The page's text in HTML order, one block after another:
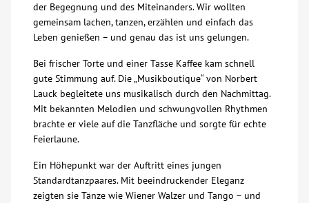
Karriere
Glossar
Suche
Kontakt
der Begegnung und des Miteinanders. Wir wollten
gemeinsam lachen, tanzen, erzählen und einfach das
Leben genießen – und genau das ist uns gelungen.
Bei frischer Torte und einer Tasse Kaffee kam schnell
gute Stimmung auf. Die „Musikboutique“ von Norbert
Lauck begleitete uns musikalisch durch den Nachmittag.
Mit bekannten Melodien und schwungvollen Rhythmen
brachte er viele auf die Tanzfläche und sorgte für echte
Feierlaune.
Ein Höhepunkt war der Auftritt eines jungen
Standardtanzpaares. Mit beeindruckender Eleganz
zeigten sie Tänze wie Wiener Walzer und Tango – und